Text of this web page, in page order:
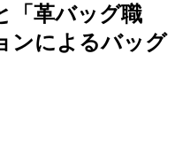
「革バッグ職
ンによるバッグ